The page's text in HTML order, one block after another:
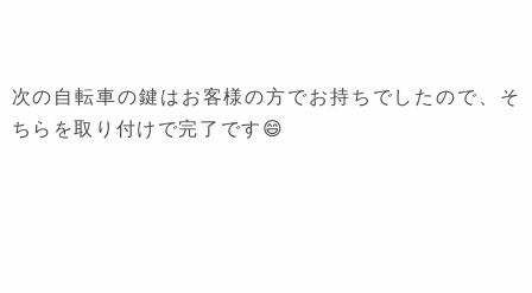
次の自転車の鍵はお客様の方でお持ちでしたので、そ
ちらを取り付けで完了です😄